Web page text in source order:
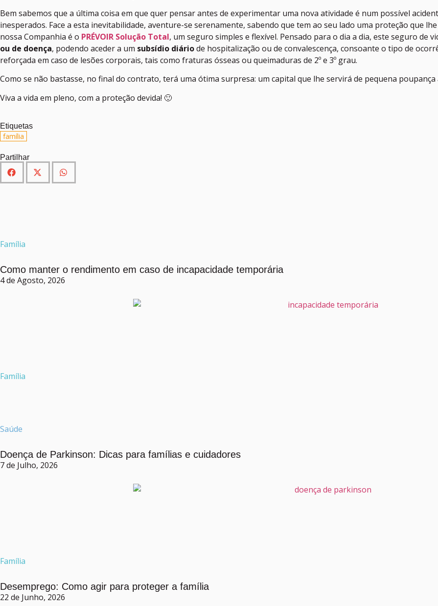
Bem sabemos que a última coisa em que quer pensar antes de experimentar uma nova atividade é num possível
inesperados. Face a esta inevitabilidade, aventure-se serenamente, sabendo que tem ao seu lado uma proteção que
nossa Companhia é o PRÉVOIR Solução Total, um seguro simples e flexível. Pensado para o dia a dia, este seguro de
ou de doença, podendo aceder a um subsídio diáriode hospitalização ou de convalescença, consoante o tipo de
reforçada em caso de lesões corporais, tais como fraturas ósseas ou queimaduras de 2º e 3º grau.
Como se não bastasse, no final do contrato, terá uma ótima surpresa: um capital que lhe servirá de pequena
Viva a vida em pleno, com a proteção devida! 🙂
Etiquetas
família
Partilhar
Família
Como manter o rendimento em caso de incapacidade temporária
4 de Agosto, 2026
Família
Saúde
Doença de Parkinson: Dicas para famílias e cuidadores
7 de Julho, 2026
Família
Desemprego: Como agir para proteger a família
22 de Junho, 2026